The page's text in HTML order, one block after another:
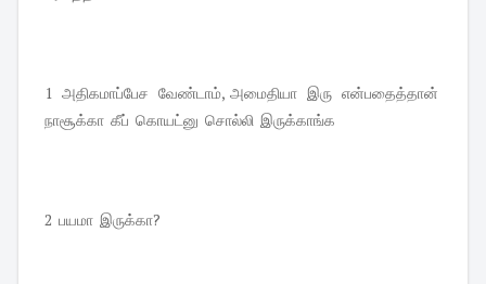
1 அதிகமாப்பேச வேண்டாம், அமைதியா இரு என்பதைத்தான்
நாசூக்கா கீப் கொயட்னு சொல்லி இருக்காங்க
2 பயமா இருக்கா?